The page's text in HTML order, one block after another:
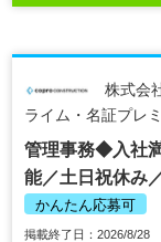
株式会
ライム・名証プレ
管理事務◆入社
能／土日祝休み
かんたん応募可
掲載終了日：2026/8/28